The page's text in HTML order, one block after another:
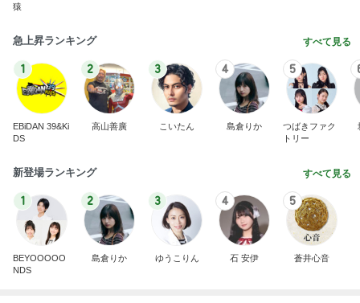
猿
急上昇ランキング すべて見る
1
EBiDAN 39&Ki
DS
2
高山善廣
3
こいたん
4
島倉りか
5
つばきファク
トリー
新登場ランキング すべて見る
1
BEYOOOOO
NDS
2
島倉りか
3
ゆうこりん
4
石 安伊
5
蒼井心音